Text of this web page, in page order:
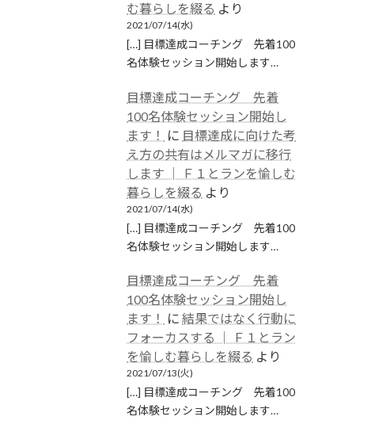
む暮らしを綴る より
2021/07/14(水)
[…] 目標達成コーチング 先着100
名体験セッション開始します…
目標達成コーチング 先着
100名体験セッション開始し
ます！
に 目標達成に向けた考
え方の共有はメルマガに移行
します │ Ｆ１とランを愉しむ
暮らしを綴る より
2021/07/14(水)
[…] 目標達成コーチング 先着100
名体験セッション開始します…
目標達成コーチング 先着
100名体験セッション開始し
ます！
に結果ではなく行動に
フォーカスする │ Ｆ１とラン
を愉しむ暮らしを綴る より
2021/07/13(火)
[…] 目標達成コーチング 先着100
名体験セッション開始します…